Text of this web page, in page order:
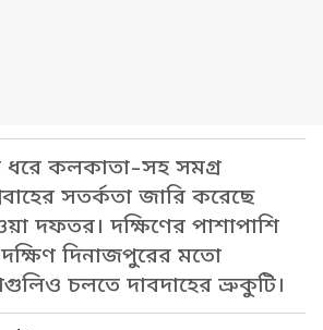
কলকাতা-সহ সমগ্র
সতর্কতা জারি করেছে
দফতর। দক্ষিণের পাশাপাশি
দিনাজপুরের মতো
চলতে দাবদাহের ভ্রুকুটি।